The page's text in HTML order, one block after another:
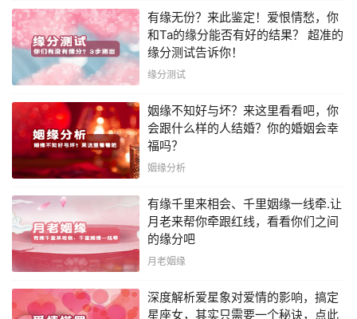
有缘无份？来此鉴定！爱恨情愁，你
和Ta的缘分能否有好的结果？ 超准的
缘分测试告诉你！
缘分测试
姻缘不知好与坏？来这里看看吧，你
会跟什么样的人结婚？你的婚姻会幸
福吗？
姻缘分析
有缘千里来相会、千里姻缘一线牵.让
月老来帮你牵跟红线，看看你们之间
的缘分吧
月老姻缘
深度解析爱星象对爱情的影响，搞定
星座女，其实只需要一个秘诀，点此